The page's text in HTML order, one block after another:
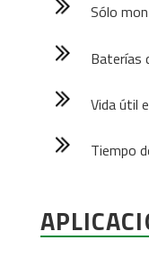
Sólo
Baterías
Vida útil
Tiempo